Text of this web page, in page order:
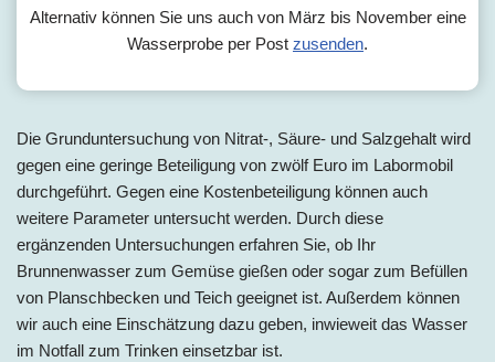
Alternativ können Sie uns auch von März bis November eine
Wasserprobe per Post zusenden.
Die Grunduntersuchung von Nitrat-, Säure- und Salzgehalt wird
gegen eine geringe Beteiligung von zwölf Euro im Labormobil
durchgeführt. Gegen eine Kostenbeteiligung können auch
weitere Parameter untersucht werden. Durch diese
ergänzenden Untersuchungen erfahren Sie, ob Ihr
Brunnenwasser zum Gemüse gießen oder sogar zum Befüllen
von Planschbecken und Teich geeignet ist. Außerdem können
wir auch eine Einschätzung dazu geben, inwieweit das Wasser
im Notfall zum Trinken einsetzbar ist.